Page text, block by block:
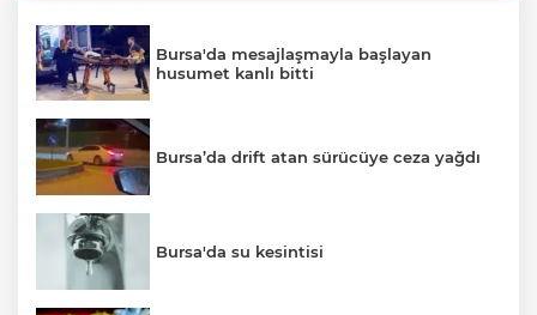
Bursa'da mesajlaşmayla başlayan
husumet kanlı bitti
Bursa’da drift atan sürücüye ceza yağdı
Bursa'da su kesintisi